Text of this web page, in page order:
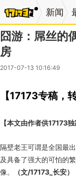
新闻
囧游：屌丝的
房
2017-07-13 10:16:49
【17173专稿，
【本文由作者供17173
隔壁老王可谓是全国最
及具备了强大的可怕的
像。
（文/17173_长安）